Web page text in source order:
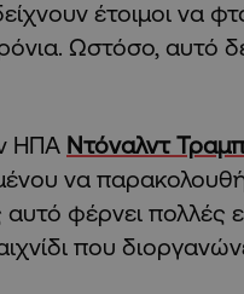
έτοιμοι να
Ωστόσο, αυτό
ΗΠΑ Ντόναλντ Τραμπ
να
φέρνει πολλές
που